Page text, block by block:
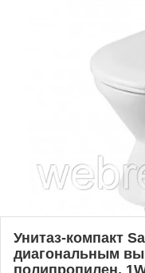
Унитаз-компакт
диагональным
полипропилен,